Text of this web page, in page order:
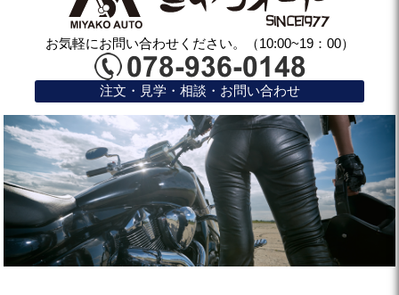
お気軽にお問い合わせください。（10:00~19：00）
注文・見学・相談・お問い合わせ